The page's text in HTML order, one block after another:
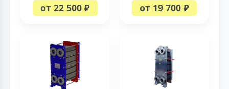
от 22 500 ₽ от 19 700 ₽